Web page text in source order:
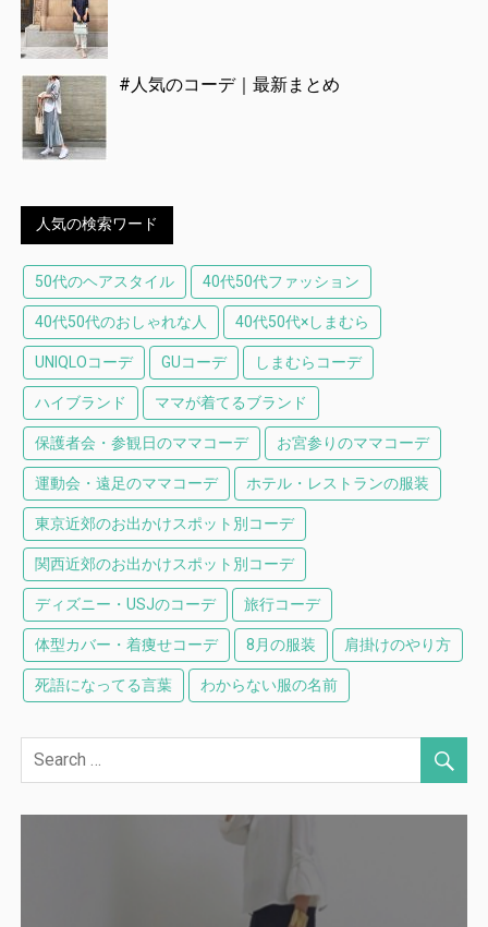
#人気のコーデ｜最新まとめ
人気の検索ワード
50代のヘアスタイル 40代50代ファッション
40代50代のおしゃれな人 40代50代×しまむら
UNIQLOコーデ GUコーデ しまむらコーデ
ハイブランド ママが着てるブランド
保護者会・参観日のママコーデ お宮参りのママコーデ
運動会・遠足のママコーデ ホテル・レストランの服装
東京近郊のお出かけスポット別コーデ
関西近郊のお出かけスポット別コーデ
ディズニー・USJのコーデ 旅行コーデ
体型カバー・着痩せコーデ 8月の服装 肩掛けのやり方
死語になってる言葉 わからない服の名前